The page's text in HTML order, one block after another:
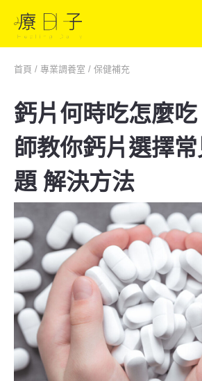
首頁 / 專業調養室 / 保健補充
鈣片何時吃怎麼
師教你鈣片選擇常
題 解決方法